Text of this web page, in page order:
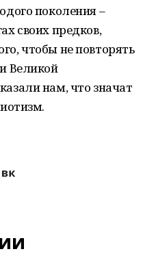
поколения –
своих предков,
чтобы не повторять
Великой
нам, что значат